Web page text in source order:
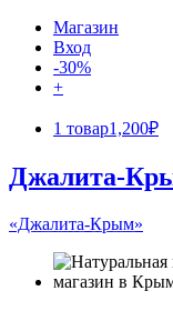
Магазин
Вход
-30%
+
1 товар1,200₽
Джалита-
«Джалита-Крым»